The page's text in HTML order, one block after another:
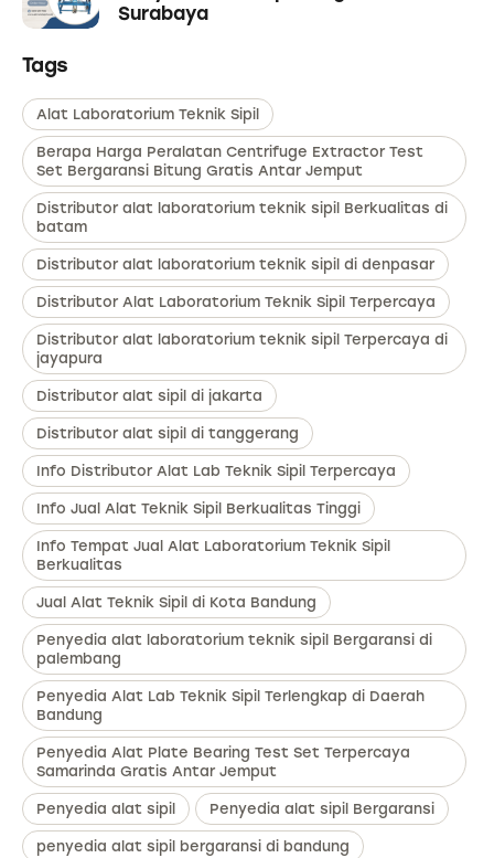
Surabaya
Tags
Alat Laboratorium Teknik Sipil
Berapa Harga Peralatan Centrifuge Extractor Test
Set Bergaransi Bitung Gratis Antar Jemput
Distributor alat laboratorium teknik sipil Berkualitas di
batam
Distributor alat laboratorium teknik sipil di denpasar
Distributor Alat Laboratorium Teknik Sipil Terpercaya
Distributor alat laboratorium teknik sipil Terpercaya di
jayapura
Distributor alat sipil di jakarta
Distributor alat sipil di tanggerang
Info Distributor Alat Lab Teknik Sipil Terpercaya
Info Jual Alat Teknik Sipil Berkualitas Tinggi
Info Tempat Jual Alat Laboratorium Teknik Sipil
Berkualitas
Jual Alat Teknik Sipil di Kota Bandung
Penyedia alat laboratorium teknik sipil Bergaransi di
palembang
Penyedia Alat Lab Teknik Sipil Terlengkap di Daerah
Bandung
Penyedia Alat Plate Bearing Test Set Terpercaya
Samarinda Gratis Antar Jemput
Penyedia alat sipil Penyedia alat sipil Bergaransi
penyedia alat sipil bergaransi di bandung